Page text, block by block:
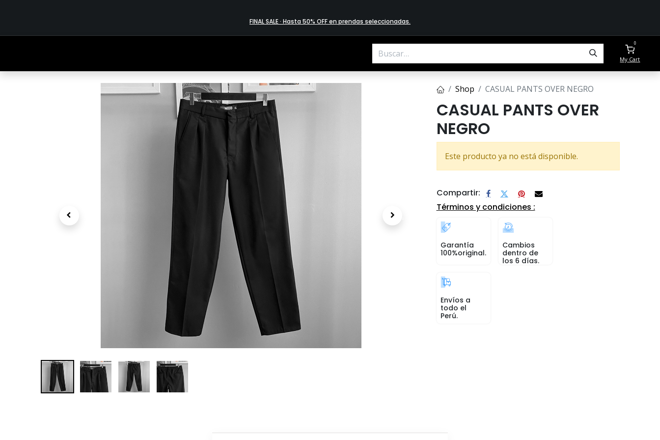
FINAL SALE · Hasta 50% OFF en prendas​ selecciona​das.
0
My Cart
Shop CASUAL PANTS OVER NEGRO
CASUAL PANTS OVER
NEGRO
Este producto ya no está disponible.
Compartir:
Términos y condiciones :
Garantía
100%original.
Cambios
dentro de
los 6 días.
Envíos a
todo el
Perú.